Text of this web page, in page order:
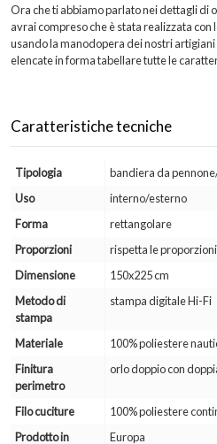
Ora che ti abbiamo parlato nei dettagli di
avrai compreso che è stata realizzata
usando la manodopera dei nostri
elencate in forma tabellare tutte le
Caratteristiche tecniche
Tipologia
bandiera da
Uso
interno/esterno
Forma
rettangolare
Proporzioni
rispetta le
Dimensione
150x225 cm
Metodo di
stampa
stampa digitale Hi-Fi
Materiale
100% poliestere
Finitura
perimetro
orlo doppio con
Filo cuciture
100% poliestere
Prodotto in
Europa